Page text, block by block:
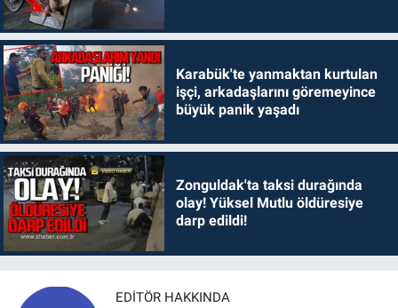
Karabük'te yanmaktan kurtulan
işçi, arkadaşlarını göremeyince
büyük panik yaşadı
Zonguldak'ta taksi durağında
olay! Yüksel Mutlu öldüresiye
darp edildi!
EDITÖR HAKKINDA